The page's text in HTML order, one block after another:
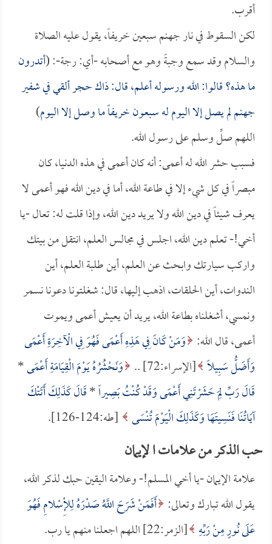
أقرب.
لكن السقوط في نار جهنم سبعين خريفاً، يقول عليه الصلاة
والسلام وقد سمع وجبةً وهو مع أصحابه -أي: رجة-: (أتدرون
ما هذه؟ قالوا: الله ورسوله أعلم، قال: ذاك حجر ألقي في شفير
جهنم لم يصل إلا اليوم له سبعون خريفاً ما وصل إلا اليوم)
اللهم صلِّ وسلم على رسول الله.
فسبب حشر الله له أعمى: أنه كان أعمى في هذه الدنيا، كان
مبصراً في كل شيء إلا في طاعة الله، أما في دين الله فهو أعمى لا
يعرف شيئاً في دين الله ولا يريد دين الله، وإذا قلت له: تعال -يا
أخي!- تعلم دين الله، اجلس في مجالس العلم، انتقل من بيتك
واركب سيارتك وابحث عن العلم، أين طلبة العلم، أين
الندوات، أين الحلقات، اذهب إليها، قال: شغلتونا دعونا نسمر
ونمسي، أشغلناه بطاعة الله، يريد أن يعيش أعمى ويموت
أعمى، قال الله: وَمَنْ كَانَ فِي هَذِهِ أَعْمَى فَهُوَ فِي الْآخِرَةِ أَعْمَى
وَأَضَلُّ سَبِيلاً [الإسراء:72] .. وَنَحْشُرُهُ يَوْمَ الْقِيَامَةِ أَعْمَى*
قَالَ رَبِّ لِمَ حَشَرْتَنِي أَعْمَى وَقَدْ كُنْتُ بَصِيراً*قَالَ كَذَلِكَ أَتَتْكَ
آيَاتُنَا فَنَسِيتَهَا وَكَذَلِكَ الْيَوْمَ تُنْسَى [طه:124-126].
حب الذكر من علامات ا لإيمان
علامة الإيمان -يا أخي المسلم!- وعلامة اليقين حبك لذكر الله،
يقول الله تبارك وتعالى: أَفَمَنْ شَرَحَ اللَّهُ صَدْرَهُ لِلْإِسْلامِ فَهُوَ
عَلَى نُورٍ مِنْ رَبِّهِ [الزمر:22] اللهم اجعلنا منهم يا رب.